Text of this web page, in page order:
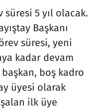
süresi 5 yıl olacak.
Başkanı
süresi, yeni
kadar devam
boş kadro
üyesi olarak
ilk üye